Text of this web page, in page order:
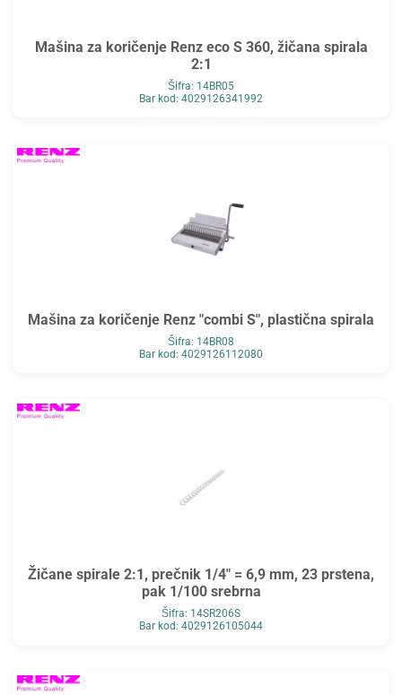
Mašina za koričenje Renz eco S 360, žičana spirala
2:1
Šifra: 14BR05
Bar kod: 4029126341992
Mašina za koričenje Renz "combi S", plastična spirala
Šifra: 14BR08
Bar kod: 4029126112080
Žičane spirale 2:1, prečnik 1/4" = 6,9 mm, 23 prstena,
pak 1/100 srebrna
Šifra: 14SR206S
Bar kod: 4029126105044